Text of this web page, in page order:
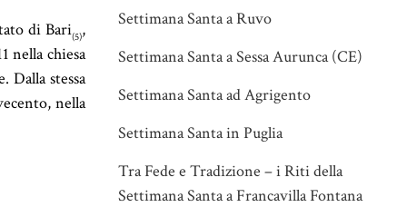
di Bari(5),
nella chiesa
Dalla stessa
nella
Settimana Santa a Ruvo
Settimana Santa a Sessa Aurunca (CE)
Settimana Santa ad Agrigento
Settimana Santa in Puglia
Tra Fede e Tradizione – i Riti della
Settimana Santa a Francavilla Fontana